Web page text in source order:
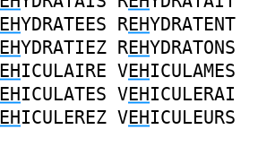
EHYDRATEES REHYDRATENT
EHYDRATIEZ REHYDRATONS
EHICULAIRE VEHICULAMES
EHICULATES VEHICULERAI
EHICULEREZ VEHICULEURS